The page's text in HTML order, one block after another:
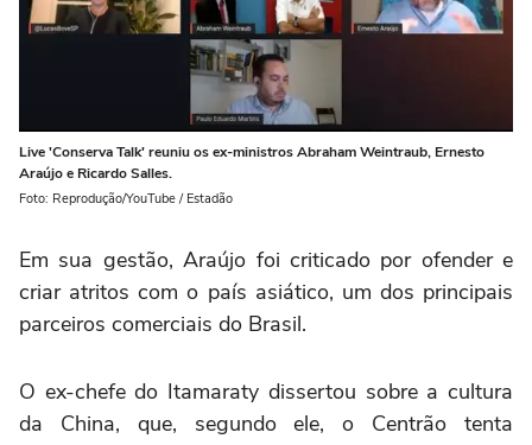
Live 'Conserva Talk' reuniu os ex-ministros Abraham Weintraub, Ernesto
Araújo e Ricardo Salles.
Foto: Reprodução/YouTube / Estadão
Em sua gestão, Araújo foi criticado por ofender e
criar atritos com o país asiático, um dos principais
parceiros comerciais do Brasil.
O ex-chefe do Itamaraty dissertou sobre a cultura
da China, que, segundo ele, o Centrão tenta